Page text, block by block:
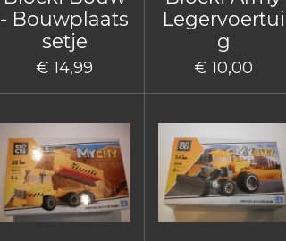
- Bouwplaats
setje
€ 14,99
Legervoertui
g
€ 10,00